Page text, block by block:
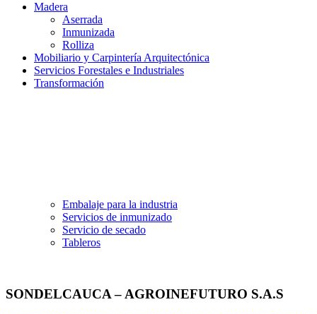
Madera
Aserrada
Inmunizada
Rolliza
Mobiliario y Carpintería Arquitectónica
Servicios Forestales e Industriales
Transformación
Embalaje para la industria
Servicios de inmunizado
Servicio de secado
Tableros
SONDELCAUCA – AGROINEFUTURO S.A.S